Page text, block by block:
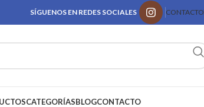
SÍGUENOS EN REDES SOCIALES CONTACTO
CATEGORÍASBLOGCONTACTO